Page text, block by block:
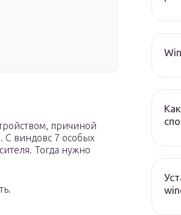
причиной
С виндовс 7 особых
Тогда нужно